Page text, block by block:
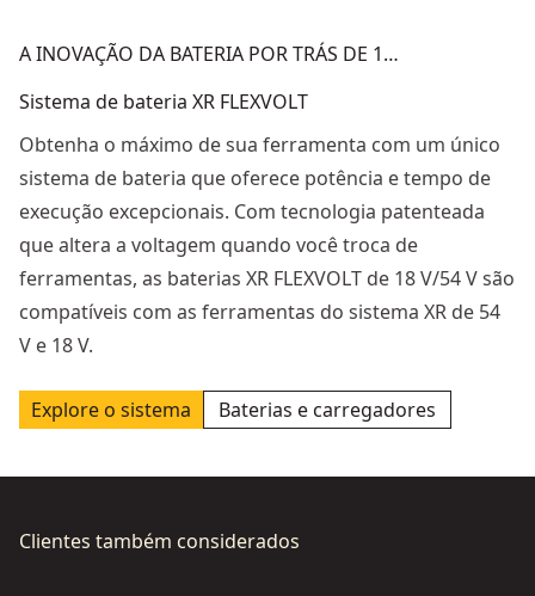
A INOVAÇÃO DA BATERIA POR TRÁS DE 1…
Sistema de bateria XR FLEXVOLT
Obtenha o máximo de sua ferramenta com um único
sistema de bateria que oferece potência e tempo de
execução excepcionais. Com tecnologia patenteada
que altera a voltagem quando você troca de
ferramentas, as baterias XR FLEXVOLT de 18 V/54 V são
compatíveis com as ferramentas do sistema XR de 54
V e 18 V.
Explore o sistema Baterias e carregadores
Clientes também considerados